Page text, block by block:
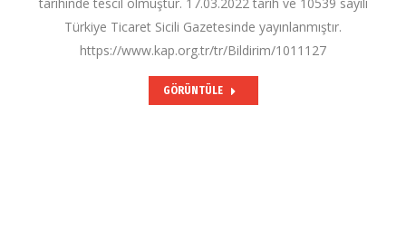
Türkiye Ticaret Sicili Gazetesinde yayınlanmıştır.
https://www.kap.org.tr/tr/Bildirim/1011127
GÖRÜNTÜLE